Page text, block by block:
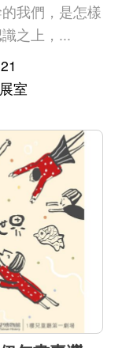
我們，是怎樣
之上，...
室